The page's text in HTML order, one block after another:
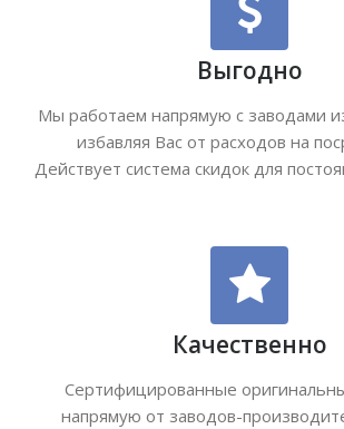
Выгодно
Мы работаем напрямую с заводами
избавляя Вас от расходов на
Действует система скидок для
Качественно
Сертифицированные
напрямую от заводов-